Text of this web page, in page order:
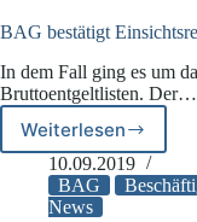
BAG bestätigt
In dem Fall ging es um
Bruttoentgeltlisten. Der…
Weiterlesen
BAG
bestätigt
in
10.09.2019
BAG
News